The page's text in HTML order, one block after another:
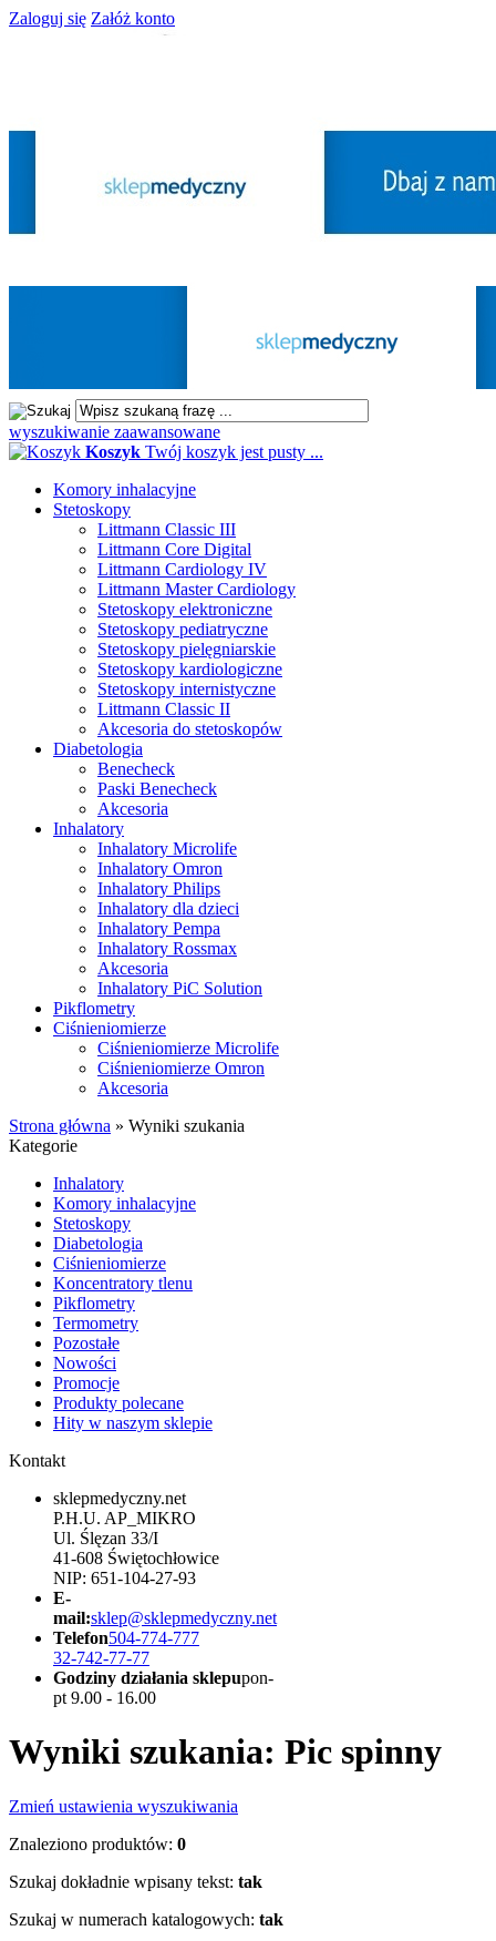
Zaloguj się Załóż konto
wyszukiwanie zaawansowane
Koszyk Twój koszyk jest pusty ...
Komory inhalacyjne
Stetoskopy
Littmann Classic III
Littmann Core Digital
Littmann Cardiology IV
Littmann Master Cardiology
Stetoskopy elektroniczne
Stetoskopy pediatryczne
Stetoskopy pielęgniarskie
Stetoskopy kardiologiczne
Stetoskopy internistyczne
Littmann Classic II
Akcesoria do stetoskopów
Diabetologia
Benecheck
Paski Benecheck
Akcesoria
Inhalatory
Inhalatory Microlife
Inhalatory Omron
Inhalatory Philips
Inhalatory dla dzieci
Inhalatory Pempa
Inhalatory Rossmax
Akcesoria
Inhalatory PiC Solution
Pikflometry
Ciśnieniomierze
Ciśnieniomierze Microlife
Ciśnieniomierze Omron
Akcesoria
Strona główna » Wyniki szukania
Kategorie
Inhalatory
Komory inhalacyjne
Stetoskopy
Diabetologia
Ciśnieniomierze
Koncentratory tlenu
Pikflometry
Termometry
Pozostałe
Nowości
Promocje
Produkty polecane
Hity w naszym sklepie
Kontakt
sklepmedyczny.net
P.H.U. AP_MIKRO
Ul. Ślęzan 33/I
41-608 Świętochłowice
NIP: 651-104-27-93
E-
mail:sklep@sklepmedyczny.net
Telefon504-774-777
32-742-77-77
Godziny działania sklepupon-
pt 9.00 - 16.00
Wyniki szukania: Pic spinny
Zmień ustawienia wyszukiwania
Znaleziono produktów: 0
Szukaj dokładnie wpisany tekst: tak
Szukaj w numerach katalogowych: tak